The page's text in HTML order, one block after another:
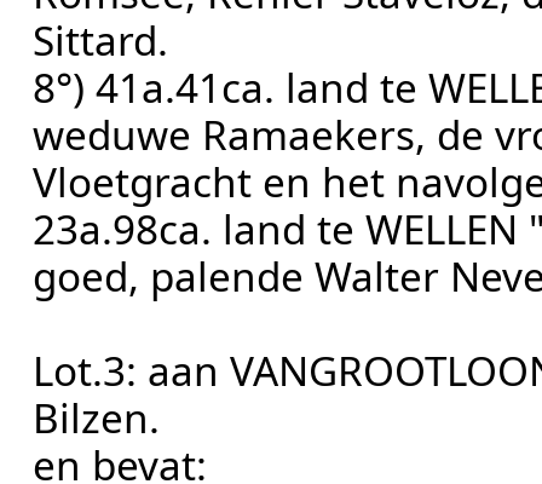
Sittard.
8°) 41a.41ca. land te
weduwe Ramaekers, de
Vloetgracht en het
23a.98ca. land te
goed, palende Walter
Lot.3: aan
Bilzen.
en bevat: